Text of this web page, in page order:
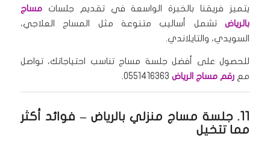
يتميز فريقنا بالخبرة الواسعة في تقديم جلساتمساج
بالرياضتشمل أساليب متنوعة مثل المساج العلاجي،
السويدي، والتايلاندي.
للحصول على أفضل جلسة مساج تناسب احتياجاتك، تواصل
مع رقم مساج الرياض0551416363.
11. جلسة مساج منزلي بالرياض – فوائد أكثر
مما تتخيل